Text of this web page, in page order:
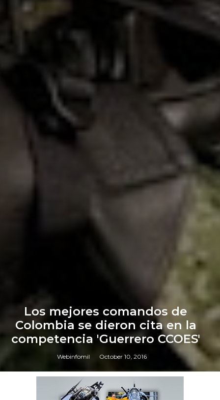
Los mejores comandos de
Colombia se dieron cita en la
competencia 'Guerrero CCOES'
Webinfomil October 10, 2016